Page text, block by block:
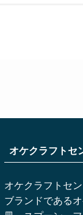
オケクラフトセ
オケクラフトセ
ブランドである